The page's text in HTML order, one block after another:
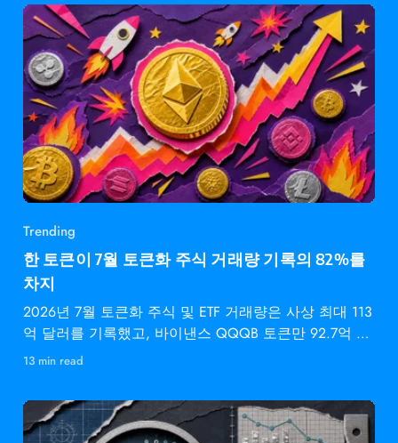
Trending
한 토큰이 7월 토큰화 주식 거래량 기록의 82%를
차지
2026년 7월 토큰화 주식 및 ETF 거래량은 사상 최대 113
억 달러를 기록했고, 바이낸스 QQQB 토큰만 92.7억 달
러를
13 min read